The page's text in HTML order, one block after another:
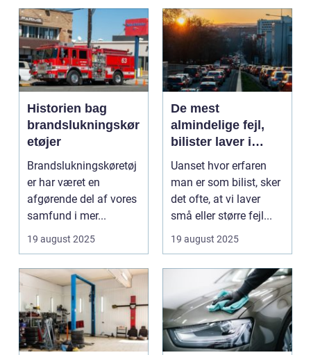
Historien bag
brandslukningskør
etøjer
Brandslukningskøretøj
er har været en
afgørende del af vores
samfund i mer...
19 august 2025
De mest
almindelige fejl,
bilister laver i
trafikken
Uanset hvor erfaren
man er som bilist, sker
det ofte, at vi laver
små eller større fejl...
19 august 2025